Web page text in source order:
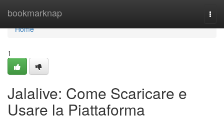
bookmarknap
Home
Home
1
Jalalive: Come Scaricare e
Usare la Piattaforma